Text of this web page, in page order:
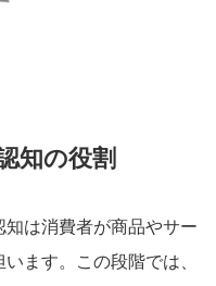
知の役割
は消費者が商品やサー
ます。この段階では、